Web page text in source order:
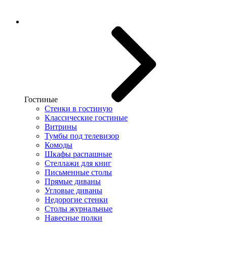
Гостиные
Стенки в гостиную
Классические гостиные
Витрины
Тумбы под телевизор
Комоды
Шкафы распашные
Стеллажи для книг
Письменные столы
Прямые диваны
Угловые диваны
Недорогие стенки
Столы журнальные
Навесные полки